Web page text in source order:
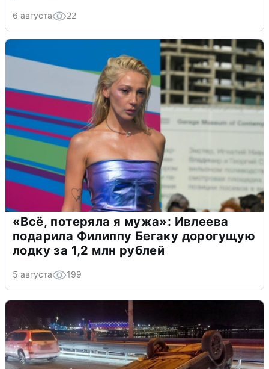
6 августа 22
«Всё, потеряла я мужа»: Ивлеева
подарила Филиппу Бегаку дорогущую
лодку за 1,2 млн рублей
5 августа 199